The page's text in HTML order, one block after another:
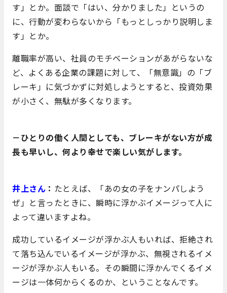
す」とか。面談で「はい、分かりました」というの
に、行動が変わらないから「もっとしっかり説明しま
す」とか。
離職率が高い、社員のモチベーションがあがらないな
ど、よくある企業の課題に対して、「無意識」の「ブ
レーキ」に気づかずに対処しようとすると、投資効果
が小さく、無駄が多くなります。
－ひとりの働く人間としても、ブレーキがない方が成
長も早いし、何より幸せで楽しい気がします。
井上さん ： たとえば、「あの女の子をナンパしよう
ぜ」と言ったときに、瞬時に浮かぶイメージって人に
よって違いますよね。
成功しているイメージが浮かぶ人もいれば、拒絶され
て落ち込んでいるイメージが浮かぶ、無視されるイメ
ージが浮かぶ人もいる。その瞬間に浮かんでくるイメ
ージは一体何からくるのか、ということなんです。